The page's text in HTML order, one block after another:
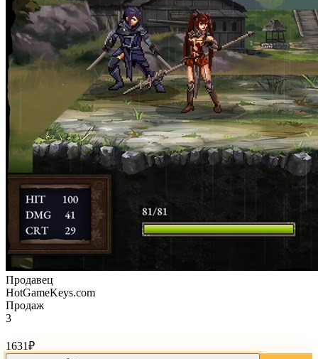
Продавец
HotGameKeys.com
Продаж
3
1631₽